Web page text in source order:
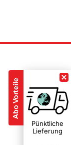
Pünktliche
Lieferung